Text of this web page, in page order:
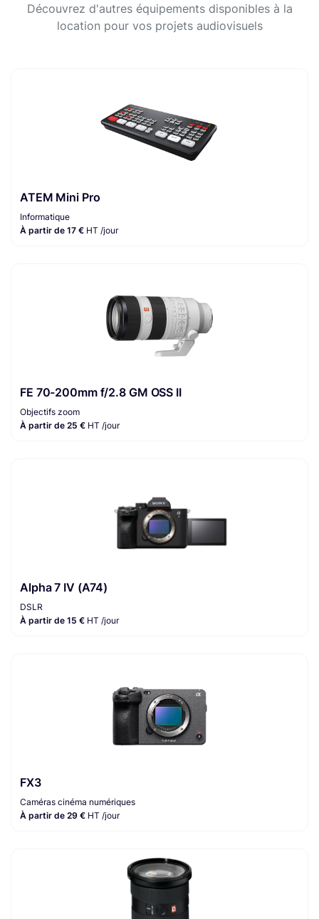
Découvrez d'autres équipements disponibles à la
location pour vos projets audiovisuels
ATEM Mini Pro
Informatique
À partir de 17 € HT /jour
FE 70-200mm f/2.8 GM OSS II
Objectifs zoom
À partir de 25 € HT /jour
Alpha 7 IV (A74)
DSLR
À partir de 15 € HT /jour
FX3
Caméras cinéma numériques
À partir de 29 € HT /jour